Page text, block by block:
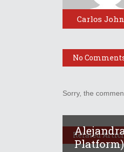
Carlos
No
Sorry, the
Related